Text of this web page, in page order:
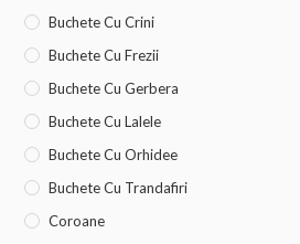
Buchete Cu Crini
Buchete Cu Frezii
Buchete Cu Gerbera
Buchete Cu Lalele
Buchete Cu Orhidee
Buchete Cu Trandafiri
Coroane